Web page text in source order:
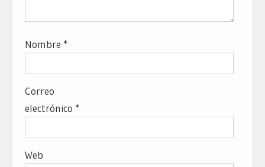
Nombre *
Correo
electrónico *
Web